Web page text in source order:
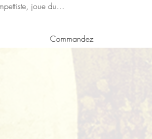
joue du…
Commandez